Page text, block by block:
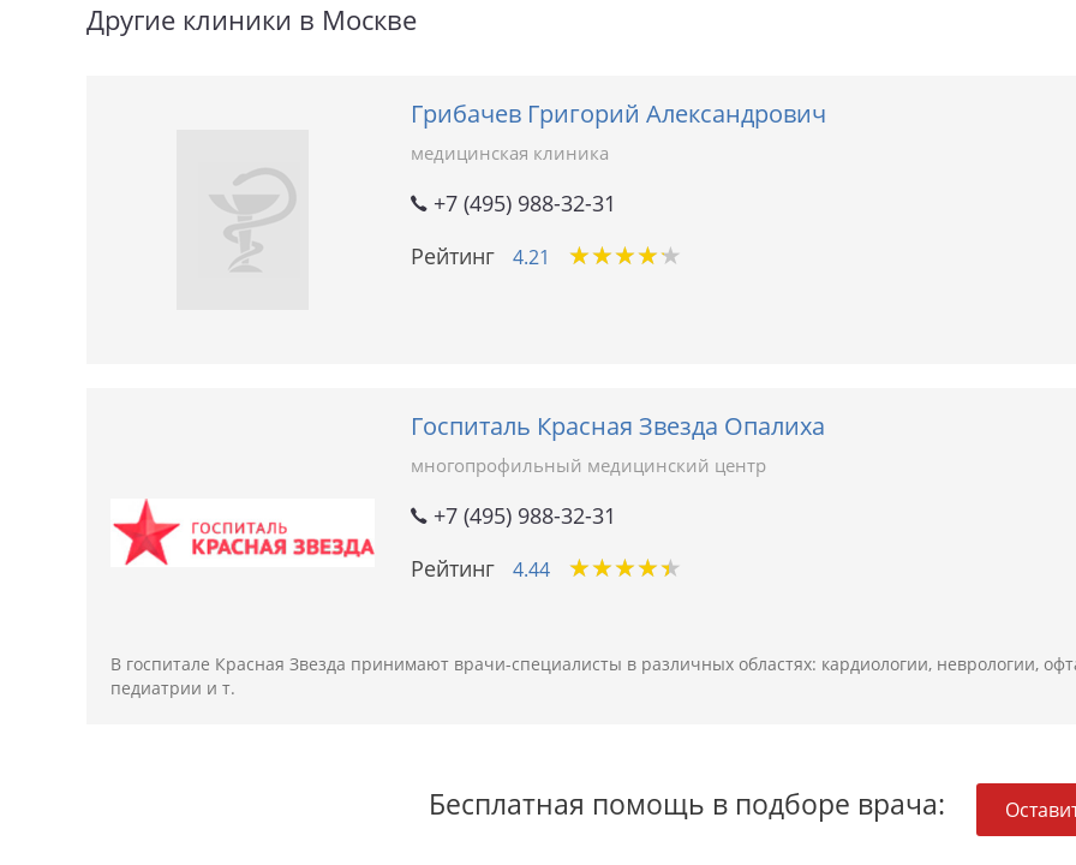
Другие клиники в Москве
Грибачев Григорий Александрович
медицинская клиника
+7 (495) 988-32-31
Рейтинг
4.21 ★★★★★
★★★★★
Госпиталь Красная Звезда Опалиха
многопрофильный медицинский центр
+7 (495) 988-32-31
Рейтинг
4.44 ★★★★★
★★★★★
В госпитале Красная Звезда принимают врачи-специалисты в различных областях: кардиологии, неврологии,
педиатрии и т.
Бесплатная помощь в подборе врача: